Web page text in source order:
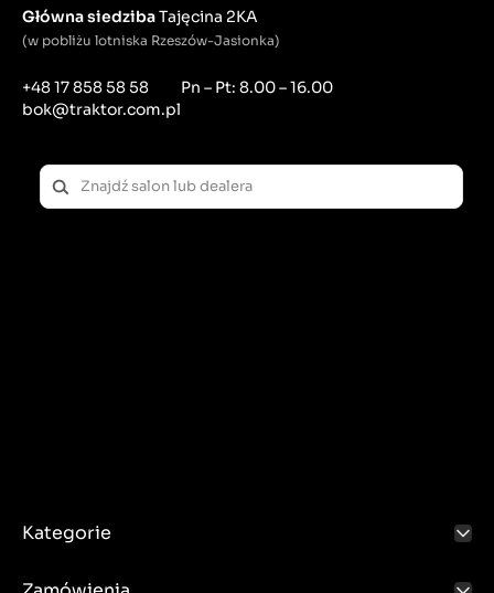
Główna siedzibaTajęcina 2KA
(w pobliżu lotniska Rzeszów-Jasionka)
+48 17 858 58 58
bok@traktor.com.pl
Pn – Pt: 8.00 – 16.00
Kategorie